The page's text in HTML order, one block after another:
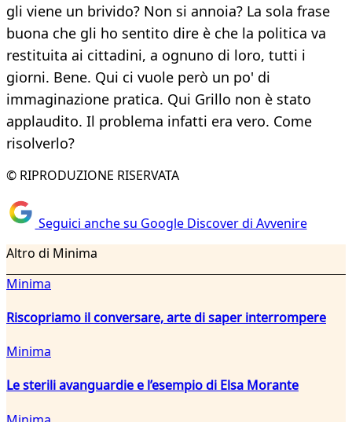
gli viene un brivido? Non si annoia? La sola frase
buona che gli ho sentito dire è che la politica va
restituita ai cittadini, a ognuno di loro, tutti i
giorni. Bene. Qui ci vuole però un po' di
immaginazione pratica. Qui Grillo non è stato
applaudito. Il problema infatti era vero. Come
risolverlo?
© RIPRODUZIONE RISERVATA
Seguici anche su Google Discover di Avvenire
Altro di Minima
Minima
Riscopriamo il conversare, arte di saper interrompere
Minima
Le sterili avanguardie e l’esempio di Elsa Morante